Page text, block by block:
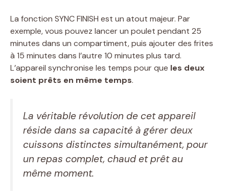
La fonction SYNC FINISH est un atout majeur. Par
exemple, vous pouvez lancer un poulet pendant 25
minutes dans un compartiment, puis ajouter des frites
à 15 minutes dans l’autre 10 minutes plus tard.
L’appareil synchronise les temps pour que les deux
soient prêts en même temps.
La véritable révolution de cet appareil
réside dans sa capacité à gérer deux
cuissons distinctes simultanément, pour
un repas complet, chaud et prêt au
même moment.